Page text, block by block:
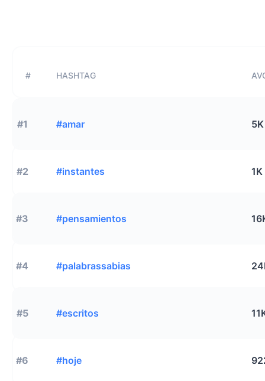
# HASHTAG
#1 #amar 5K
#2 #instantes 1K
#3 #pensamientos
#4 #palabrassabias
#5 #escritos
#6 #hoje